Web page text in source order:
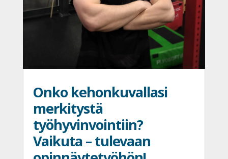
Onko kehonkuvallasi
merkitystä
työhyvinvointiin?
Vaikuta – tulevaan